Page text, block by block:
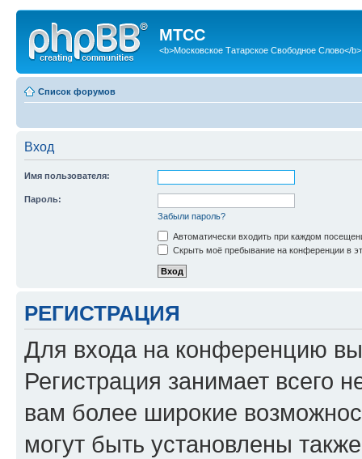
МТСС
<b>Московское Татарское Свободное Слово</b>
Список форумов
Вход
Имя пользователя:
Пароль:
Забыли пароль?
Автоматически входить при каждом
Скрыть моё пребывание на конференции в
РЕГИСТРАЦИЯ
Для входа на конференцию
Регистрация занимает всего
вам более широкие
могут быть установлены